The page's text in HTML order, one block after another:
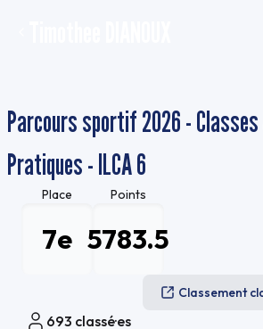
Parcours sportif 2026 -
Pratiques - ILCA 6
Place
7e
Points
5783.5
Classement
693 classé·es